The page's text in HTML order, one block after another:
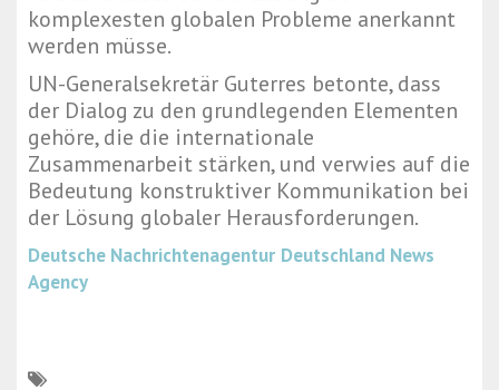
komplexesten globalen Probleme anerkannt
werden müsse.
UN-Generalsekretär Guterres betonte, dass
der Dialog zu den grundlegenden Elementen
gehöre, die die internationale
Zusammenarbeit stärken, und verwies auf die
Bedeutung konstruktiver Kommunikation bei
der Lösung globaler Herausforderungen.
Deutsche Nachrichtenagentur Deutschland News
Agency